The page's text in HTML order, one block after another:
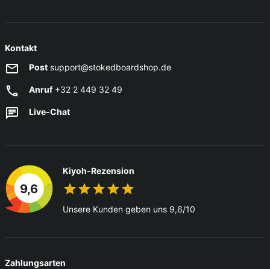
Kontakt
Post support@stokedboardshop.de
Anruf+32 2 449 32 49
Live-Chat
9,6
Kiyoh-Rezension
Unsere Kunden geben uns 9,6/10
Zahlungsarten